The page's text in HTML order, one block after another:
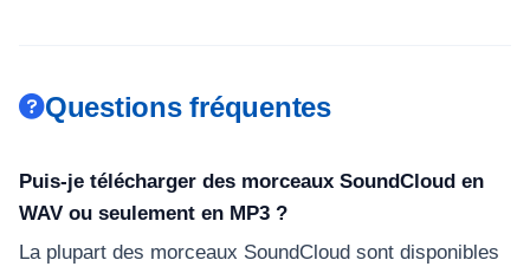
Questions fréquentes
Puis-je télécharger des morceaux SoundCloud en
WAV ou seulement en MP3 ?
La plupart des morceaux SoundCloud sont disponibles